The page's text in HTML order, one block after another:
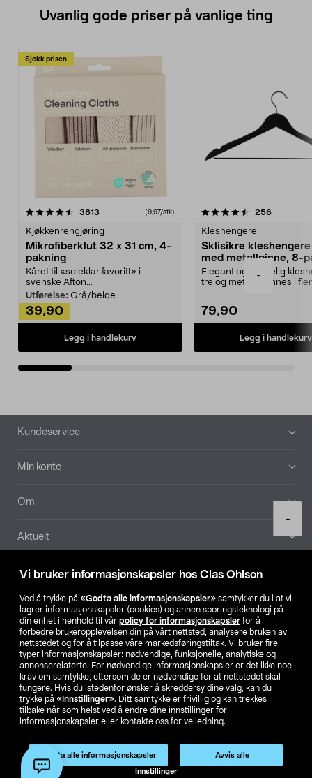
Vi bruker informasjonskapsler hos Clas Ohlson
Ved å trykke på «Godta alle informasjonskapsler» samtykker du i at vi
lagrer informasjonskapsler (cookies) og annen sporingsteknologi på
din enhet i henhold til vår policy for informasjonskapsler for å
forbedre brukeropplevelsen din på vårt nettsted, analysere bruken av
nettstedet og for å tilpasse våre markedsføringstiltak. Vi bruker fire
typer informasjonskapsler: nødvendige, funksjonelle, analytiske og
annonserelaterte. For nødvendige informasjonskapsler er det ikke noe
krav om samtykke, ettersom de er nødvendige for at nettstedet skal
fungere. Hvis du istedenfor ønsker å skreddersy dine valg, kan du
trykke på «Innstillinger». Ditt samtykke er frivillig og kan trekkes
tilbake når som helst ved å endre dine innstillinger for
informasjonskapsler eller kontakte oss for veiledning.
Godta alle informasjonskapsler Avvis alle
Innstillinger
-
+
Legg i handlekurv
Uvanlig gode priser på vanlige ting
Sjekk prisen
3813 anmeldelser(9,97/stk)
Kjøkkenrengjøring
Mikrofiberklut 32 x 31 cm, 4-
pakning
Kåret til «soleklar favoritt» i
svenske Afton...
Utførelse: Grå/beige
39,90
Legg i handlekurv
4.5av 5 stjerner 256
Kleshengere
Sklisikre
med metallpinne, 8-
Elegant og skikkelig
tre og metall – finnes i
79,90
Legg i handlekurv
4.5av 5 stjerner
Bunntekst
Kundeservice
Min konto
Om
Aktuelt
Våre selskaper
Finn din butikk
SE NO FI
Endre til priser ekskl. moms